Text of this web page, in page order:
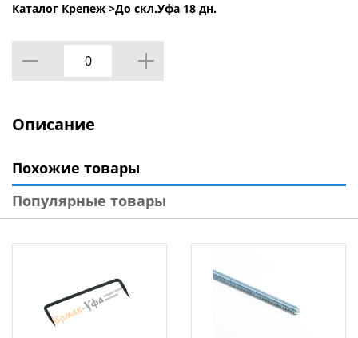
Каталог Крепеж >До скл.Уфа 18 дн.
Описание
Похожие товары
Популярные товары